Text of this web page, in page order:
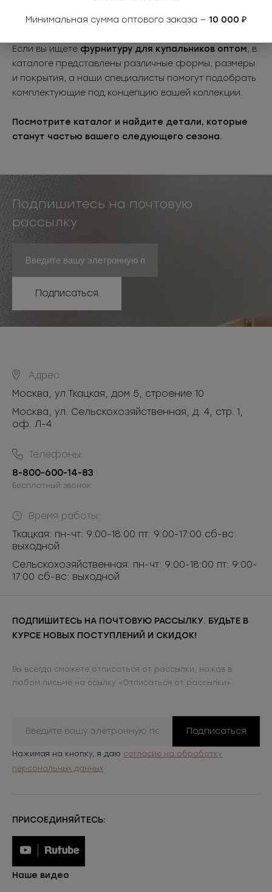
которые помогают сделать коллекцию более
Если вы ищете фурнитуру для купальников оптом, в
каталоге представлены различные формы, размеры
и покрытия, а наши специалисты помогут подобрать
комплектующие под концепцию вашей коллекции.
Посмотрите каталог и найдите детали, которые
станут частью вашего следующего сезона.
Подпишитесь на почтовую
рассылку
Подписаться
Адрес:
Москва, ул.Ткацкая, дом 5, строение 10
Москва, ул. Сельскохозяйственная, д. 4, стр. 1,
оф. Л-4
Телефоны:
8-800-600-14-83
Бесплатный звонок
Время работы:
Ткацкая: пн-чт: 9:00-18:00 пт: 9:00-17:00 сб-вс:
выходной
Сельскохозяйственная: пн-чт: 9:00-18:00 пт: 9:00-
17:00 сб-вс: выходной
ПОДПИШИТЕСЬ НА ПОЧТОВУЮ РАССЫЛКУ. БУДЬТЕ В
КУРСЕ НОВЫХ ПОСТУПЛЕНИЙ И СКИДОК!
Вы всегда сможете отписаться от рассылки, нажав в
любом письме на ссылку «Отписаться от рассылки»
Подписаться
Нажимая на кнопку, я даю согласие на обработку
персональных данных
ПРИСОЕДИНЯЙТЕСЬ:
Наше видео
Минимальная сумма оптового заказа — 10 000 ₽